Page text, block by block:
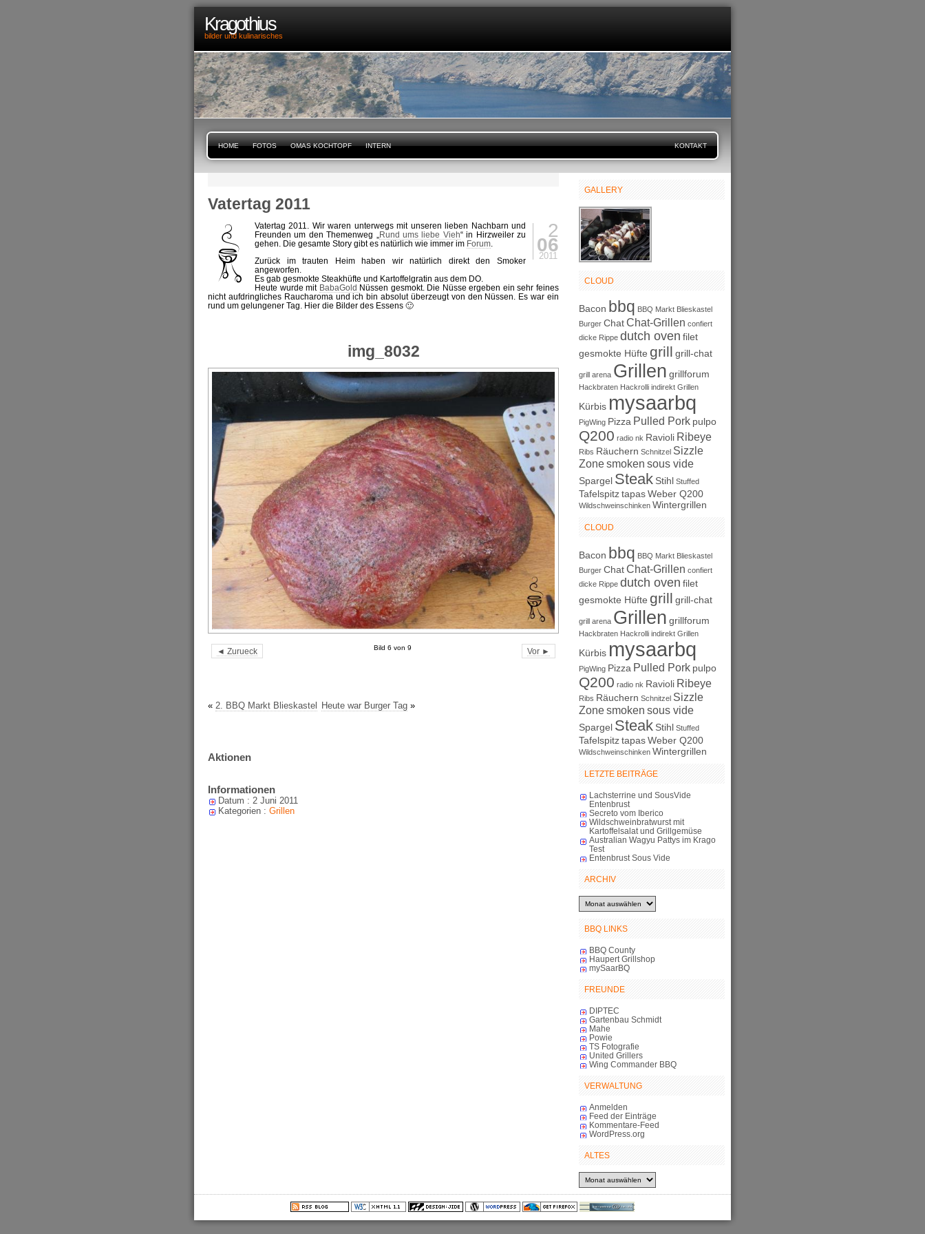
Kragothius
bilder und kulinarisches
HOME FOTOS OMAS KOCHTOPF INTERN KONTAKT
Vatertag 2011
2
06
2011
Vatertag 2011. Wir waren unterwegs mit unseren lieben Nachbarn und
Freunden um den Themenweg „
Rund ums liebe Vieh“ in Hirzweiler zu
gehen. Die gesamte Story gibt es natürlich wie immer im Forum
Zurück im trauten Heim haben wir natürlich direkt den Smoker
angeworfen.
Es gab gesmokte Steakhüfte und Kartoffelgratin aus dem DO.
Heute wurde mit BabaGold Nüssen gesmokt. Die Nüsse ergeben ein sehr feines
nicht aufdringliches Raucharoma und ich bin absolut überzeugt von den Nüssen. Es war ein
rund um gelungener Tag. Hier die Bilder des Essens 🙂
img_8032
◄ Zurueck Vor ►
Bild 6 von 9
« 2. BBQ Markt Blieskastel Heute war Burger Tag »
Aktionen
Informationen
Datum : 2 Juni 2011
Kategorien : Grillen
GALLERY
CLOUD
Bacon bbq BBQ Markt Blieskastel
Burger ChatChat-Grillen confiert
dicke Rippe dutch oven filet
gesmokte Hüfte grill grill-chat
grill arena Grillen grillforum
Hackbraten Hackrolli indirekt Grillen
Kürbis mysaarbq
PigWing Pizza Pulled Pork pulpo
Q200 radio nk Ravioli Ribeye
Ribs Räuchern Schnitzel Sizzle
Zonesmoken sous vide
Spargel Steak Stihl Stuffed
TafelspitztapasWeber Q200
Wildschweinschinken Wintergrillen
CLOUD
Bacon bbq BBQ Markt Blieskastel
Burger ChatChat-Grillen confiert
dicke Rippe dutch oven filet
gesmokte Hüfte grill grill-chat
grill arena Grillen grillforum
Hackbraten Hackrolli indirekt Grillen
Kürbis mysaarbq
PigWing Pizza Pulled Pork pulpo
Q200 radio nk Ravioli Ribeye
Ribs Räuchern Schnitzel Sizzle
Zonesmoken sous vide
Spargel Steak Stihl Stuffed
TafelspitztapasWeber Q200
Wildschweinschinken Wintergrillen
LETZTE BEITRÄGE
Lachsterrine und SousVide
Entenbrust
Secreto vom Iberico
Wildschweinbratwurst mit
Kartoffelsalat und Grillgemüse
Australian Wagyu Pattys im Krago
Test
Entenbrust Sous Vide
ARCHIV
Archiv
BBQ LINKS
BBQ County
Haupert Grillshop
mySaarBQ
FREUNDE
DIPTEC
Gartenbau Schmidt
Mahe
Powie
TS Fotografie
United Grillers
Wing Commander BBQ
VERWALTUNG
Anmelden
Feed der Einträge
Kommentare-Feed
WordPress.org
ALTES
Altes